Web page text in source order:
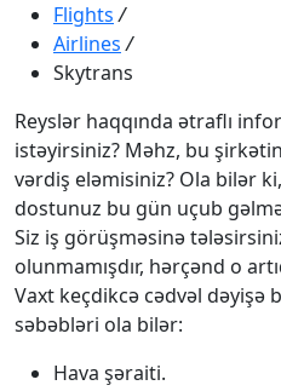
Flights /
Airlines /
Skytrans
Reyslər haqqında ətraflı
istəyirsiniz? Məhz, bu
vərdiş eləmisiniz? Ola bilər
dostunuz bu gün uçub
Siz iş görüşməsinə
olunmamışdır, hərçənd o
Vaxt keçdikcə cədvəl dəyişə
səbəbləri ola bilər:
Hava şəraiti.